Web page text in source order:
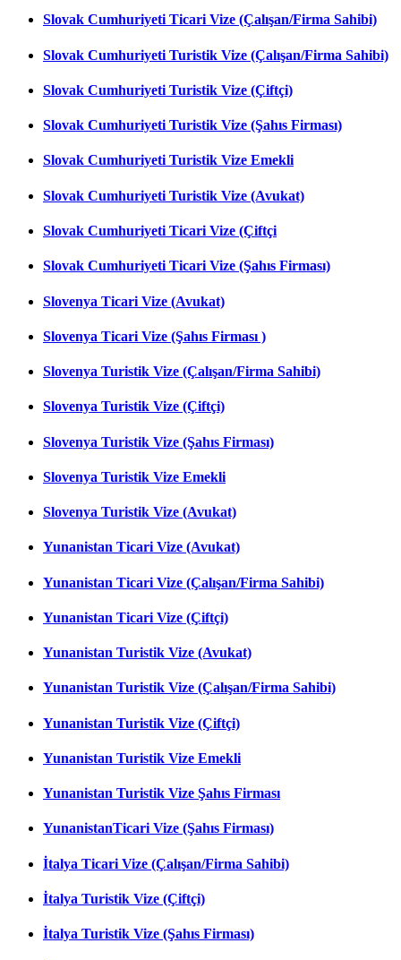
Slovak Cumhuriyeti Ticari Vize (Çalışan/Firma Sahibi)
Slovak Cumhuriyeti Turistik Vize (Çalışan/Firma Sahibi)
Slovak Cumhuriyeti Turistik Vize (Çiftçi)
Slovak Cumhuriyeti Turistik Vize (Şahıs Firması)
Slovak Cumhuriyeti Turistik Vize Emekli
Slovak Cumhuriyeti Turistik Vize (Avukat)
Slovak Cumhuriyeti Ticari Vize (Çiftçi
Slovak Cumhuriyeti Ticari Vize (Şahıs Firması)
Slovenya Ticari Vize (Avukat)
Slovenya Ticari Vize (Şahıs Firması )
Slovenya Turistik Vize (Çalışan/Firma Sahibi)
Slovenya Turistik Vize (Çiftçi)
Slovenya Turistik Vize (Şahıs Firması)
Slovenya Turistik Vize Emekli
Slovenya Turistik Vize (Avukat)
Yunanistan Ticari Vize (Avukat)
Yunanistan Ticari Vize (Çalışan/Firma Sahibi)
Yunanistan Ticari Vize (Çiftçi)
Yunanistan Turistik Vize (Avukat)
Yunanistan Turistik Vize (Çalışan/Firma Sahibi)
Yunanistan Turistik Vize (Çiftçi)
Yunanistan Turistik Vize Emekli
Yunanistan Turistik Vize Şahıs Firması
YunanistanTicari Vize (Şahıs Firması)
İtalya Ticari Vize (Çalışan/Firma Sahibi)
İtalya Turistik Vize (Çiftçi)
İtalya Turistik Vize (Şahıs Firması)